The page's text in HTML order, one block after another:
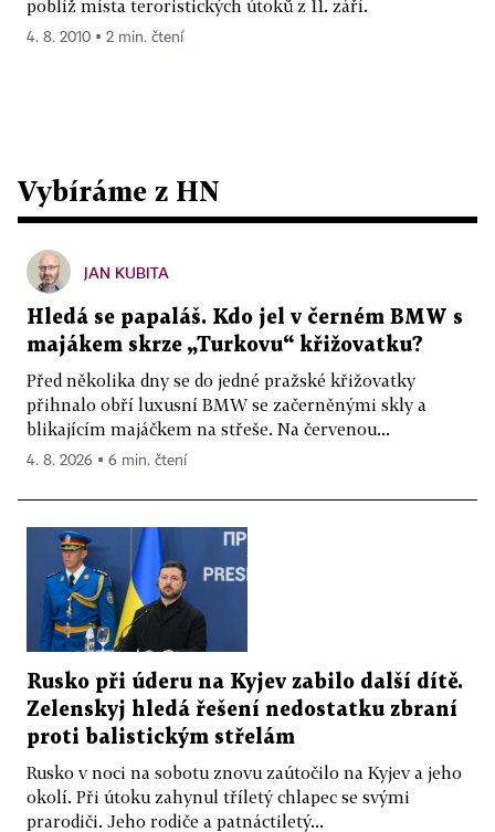
poblíž místa teroristických útoků z 11. září.
4. 8. 2010 ▪ 2 min. čtení
Vybíráme z HN
JAN KUBITA
Hledá se papaláš. Kdo jel v černém BMW s
majákem skrze „Turkovu“ křižovatku?
Před několika dny se do jedné pražské křižovatky
přihnalo obří luxusní BMW se začerněnými skly a
blikajícím majáčkem na střeše. Na červenou...
4. 8. 2026 ▪ 6 min. čtení
Rusko při úderu na Kyjev zabilo další dítě.
Zelenskyj hledá řešení nedostatku zbraní
proti balistickým střelám
Rusko v noci na sobotu znovu zaútočilo na Kyjev a jeho
okolí. Při útoku zahynul tříletý chlapec se svými
prarodiči. Jeho rodiče a patnáctiletý...